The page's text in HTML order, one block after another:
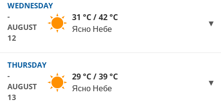
WEDNESDAY
-
AUGUST
12
31 °C / 42 °C
Ясно Небе
THURSDAY
-
AUGUST
13
29 °C / 39 °C
Ясно Небе